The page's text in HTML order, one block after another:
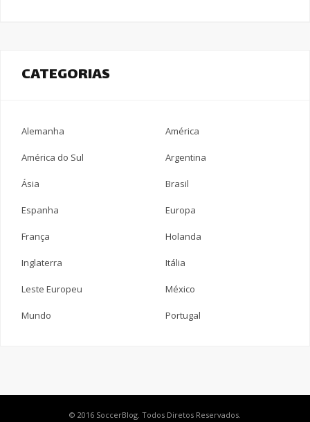
CATEGORIAS
Alemanha América
América do Sul Argentina
Ásia Brasil
Espanha Europa
França Holanda
Inglaterra Itália
Leste Europeu México
Mundo Portugal
© 2016 SoccerBlog. Todos Diretos Reservados.